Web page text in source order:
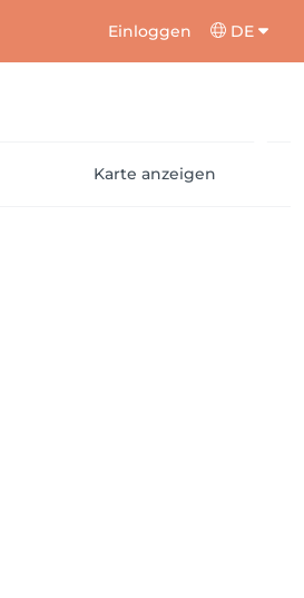
Einloggen DE
Karte anzeigen